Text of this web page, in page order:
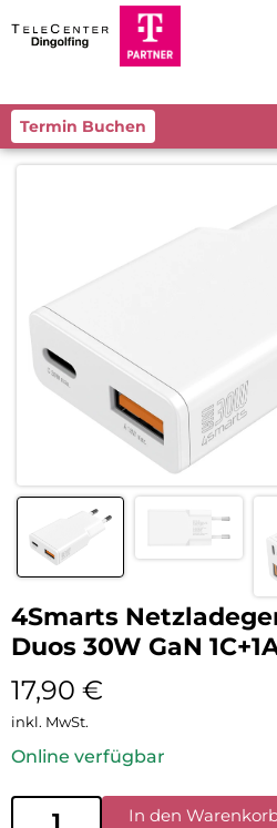
Termin Buchen
4Smarts
Duos 30W GaN
17,90 €
inkl. MwSt.
Online verfügbar
In den